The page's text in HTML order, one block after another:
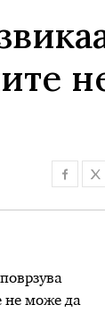
не може да